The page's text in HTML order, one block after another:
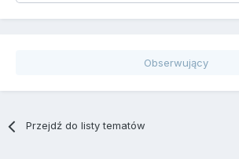
Obserwujący
Przejdź do listy tematów